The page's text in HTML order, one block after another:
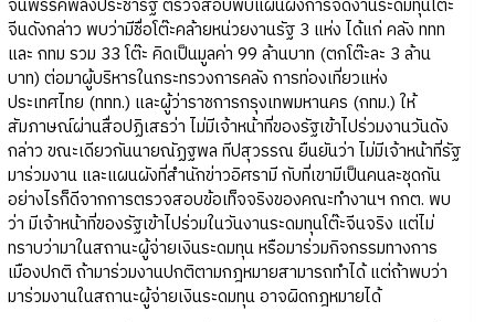
จีนพรรคพลังประชารัฐ ตรวจสอบพบแผนผังการจัดงานระดมทุนโต๊ะ
จีนดังกล่าว พบว่ามีชื่อโต๊ะคล้ายหน่วยงานรัฐ 3 แห่ง ได้แก่ คลัง ททท
และ กทม รวม 33 โต๊ะ คิดเป็นมูลค่า 99 ล้านบาท (ตกโต๊ะละ 3 ล้าน
บาท) ต่อมาผู้บริหารในกระทรวงการคลัง การท่องเที่ยวแห่ง
ประเทศไทย (ททท.) และผู้ว่าราชการกรุงเทพมหานคร (กทม.) ให้
สัมภาษณ์ผ่านสื่อปฏิเสธว่า ไม่มีเจ้าหน้าที่ของรัฐเข้าไปร่วมงานวันดัง
กล่าว ขณะเดียวกันนายณัฏฐพล ทีปสุวรรณ ยืนยันว่า ไม่มีเจ้าหน้าที่รัฐ
มาร่วมงาน และแผนผังที่สำนักข่าวอิศรามี กับที่เขามีเป็นคนละชุดกัน
อย่างไรก็ดีจากการตรวจสอบข้อเท็จจริงของคณะทำงานฯ กกต. พบ
ว่า มีเจ้าหน้าที่ของรัฐเข้าไปร่วมในวันงานระดมทุนโต๊ะจีนจริง แต่ไม่
ทราบว่ามาในสถานะผู้จ่ายเงินระดมทุน หรือมาร่วมกิจกรรมทางการ
เมืองปกติ ถ้ามาร่วมงานปกติตามกฎหมายสามารถทำได้ แต่ถ้าพบว่า
มาร่วมงานในสถานะผู้จ่ายเงินระดมทุน อาจผิดกฎหมายได้